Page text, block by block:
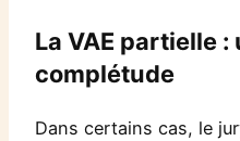
La VAE partielle
complétude
Dans certains cas, le